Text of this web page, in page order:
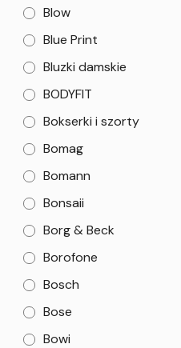
Blow
Blue Print
Bluzki damskie
BODYFIT
Bokserki i szorty
Bomag
Bomann
Bonsaii
Borg & Beck
Borofone
Bosch
Bose
Bowi